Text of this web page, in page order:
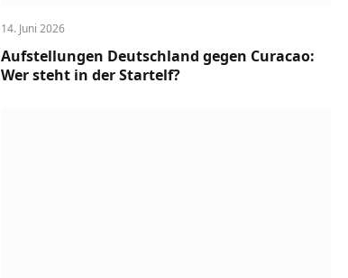
14. Juni 2026
Aufstellungen Deutschland gegen Curacao:
Wer steht in der Startelf?